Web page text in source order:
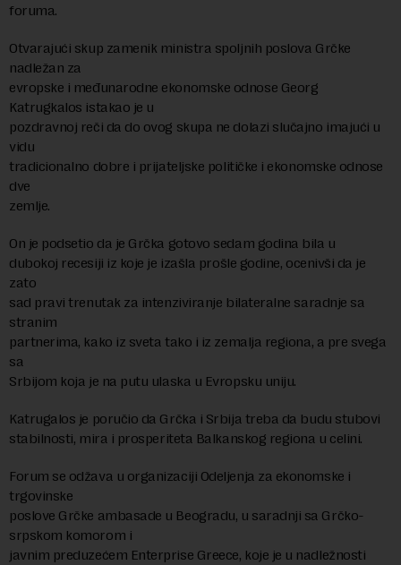
foruma.
Otvarajući skup zamenik ministra spoljnih poslova Grčke
nadležan za
evropske i međunarodne ekonomske odnose Georg
Katrugkalos istakao je u
pozdravnoj reči da do ovog skupa ne dolazi slučajno imajući u
vidu
tradicionalno dobre i prijateljske političke i ekonomske odnose
dve
zemlje.
On je podsetio da je Grčka gotovo sedam godina bila u
dubokoj recesiji iz koje je izašla prošle godine, ocenivši da je
zato
sad pravi trenutak za intenziviranje bilateralne saradnje sa
stranim
partnerima, kako iz sveta tako i iz zemalja regiona, a pre svega
sa
Srbijom koja je na putu ulaska u Evropsku uniju.
Katrugalos je poručio da Grčka i Srbija treba da budu stubovi
stabilnosti, mira i prosperiteta Balkanskog regiona u celini.
Forum se odžava u organizaciji Odeljenja za ekonomske i
trgovinske
poslove Grčke ambasade u Beogradu, u saradnji sa Grčko-
srpskom komorom i
javnim preduzećem Enterprise Greece, koje je u nadležnosti